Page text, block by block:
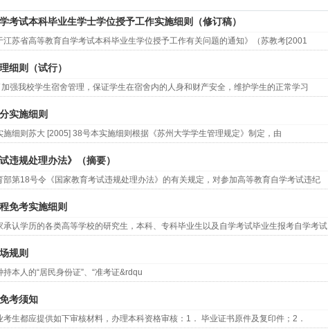
考试本科毕业生学士学位授予工作实施细则（修订稿）
苏省高等教育自学考试本科毕业生学位授予工作有关问题的通知》（苏教考[2001
细则（试行）
强我校学生宿舍管理，保证学生在宿舍内的人身和财产安全，维护学生的正常学习
实施细则
细则苏大 [2005] 38号本实施细则根据《苏州大学学生管理规定》制定，由
违规处理办法》（摘要）
部第18号令《国家教育考试违规处理办法》的有关规定，对参加高等教育自学考试违纪
免考实施细则
认学历的各类高等学校的研究生，本科、专科毕业生以及自学考试毕业生报考自学考试
规则
本人的“居民身份证”、“准考证&rdqu
考须知
生都应提供如下审核材料，办理本科资格审核：1． 毕业证书原件及复印件；2．